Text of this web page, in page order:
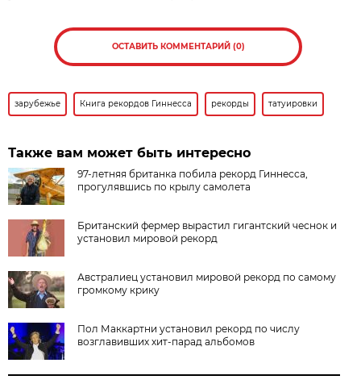
ОСТАВИТЬ КОММЕНТАРИЙ (0)
зарубежье Книга рекордов Гиннесса рекорды татуировки
Также вам может быть интересно
97-летняя британка побила рекорд Гиннесса,
прогулявшись по крылу самолета
Британский фермер вырастил гигантский чеснок и
установил мировой рекорд
Австралиец установил мировой рекорд по самому
громкому крику
Пол Маккартни установил рекорд по числу
возглавивших хит-парад альбомов